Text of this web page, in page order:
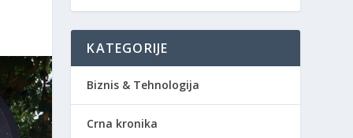
KATEGORIJE
Biznis & Tehnologija
Crna kronika